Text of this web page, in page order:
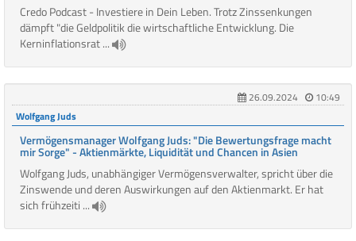
Credo Podcast - Investiere in Dein Leben. Trotz Zinssenkungen
dämpft "die Geldpolitik die wirtschaftliche Entwicklung. Die
Kerninflationsrat ...
26.09.2024
10:49
Wolfgang Juds
Vermögensmanager Wolfgang Juds: "Die Bewertungsfrage macht
mir Sorge" - Aktienmärkte, Liquidität und Chancen in Asien
Wolfgang Juds, unabhängiger Vermögensverwalter, spricht über die
Zinswende und deren Auswirkungen auf den Aktienmarkt. Er hat
sich frühzeiti ...